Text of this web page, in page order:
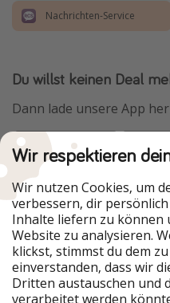
Nachrichten-Service
Du willst keinen Deal
Dann lade unsere App
Urlaubspiraten ist Teil
Unsere Märkte
PiratinViaggio
VakantiePiraten
VoyagesPirates
Urlaubspiraten
TravelPirates
Wir respektieren
Wir nutzen Cookies, um
verbessern, dir
Inhalte liefern zu können
Website zu analysieren.
klickst, stimmst du dem
einverstanden, dass wir
Dritten austauschen und
verarbeitet werden